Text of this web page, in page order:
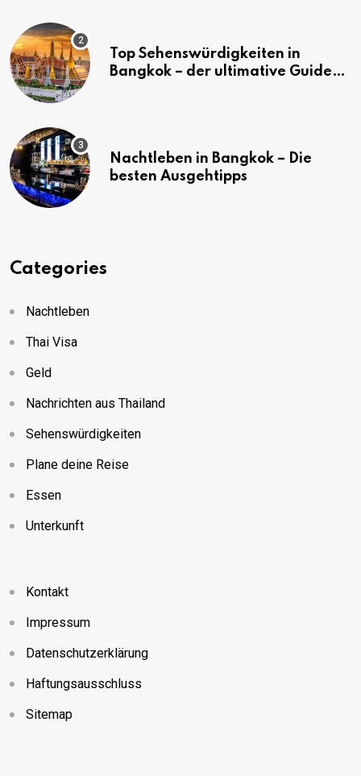
Top Sehenswürdigkeiten in
Bangkok – der ultimative Guide
Nachtleben in Bangkok – Die
besten Ausgehtipps
Categories
Nachtleben
Thai Visa
Geld
Nachrichten aus Thailand
Sehenswürdigkeiten
Plane deine Reise
Essen
Unterkunft
Kontakt
Impressum
Datenschutzerklärung
Haftungsausschluss
Sitemap